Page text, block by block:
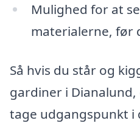
Mulighed for at
materialerne, før
Så hvis du står og
gardiner i
tage udgangspunkt i